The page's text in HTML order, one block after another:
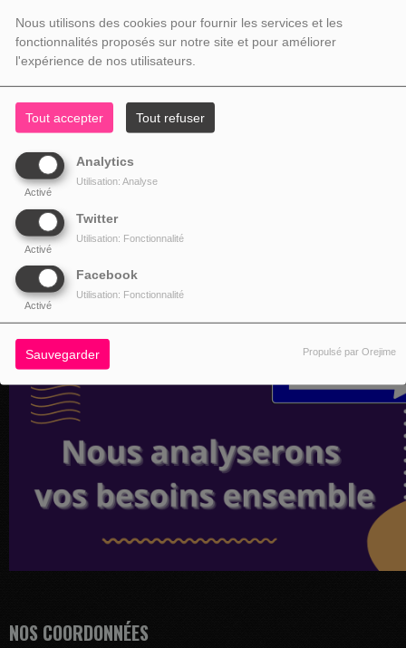
Nous utilisons des cookies pour fournir les services et les
fonctionnalités proposés sur notre site et pour améliorer
l'expérience de nos utilisateurs.
Tout accepter Tout refuser
Analytics
Activé
Utilisation: Analyse
Twitter
Activé
Utilisation: Fonctionnalité
Facebook
Activé
Utilisation: Fonctionnalité
Sauvegarder Propulsé par Orejime
NOS COORDONNÉES